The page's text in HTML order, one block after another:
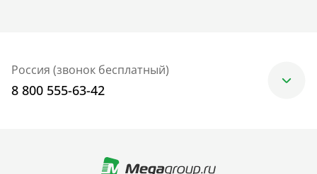
Россия (звонок бесплатный)
8 800 555-63-42
+7 (499) 705-30-10